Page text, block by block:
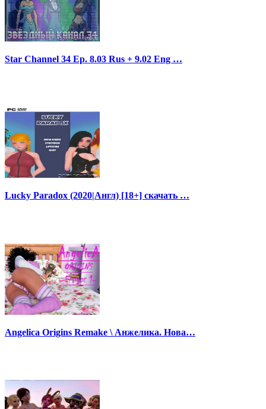
Star Channel 34 Ep. 8.03 Rus + 9.02 Eng …
Lucky Paradox (2020|Англ) [18+] скачать …
Angelica Origins Remake \ Анжелика. Нова…